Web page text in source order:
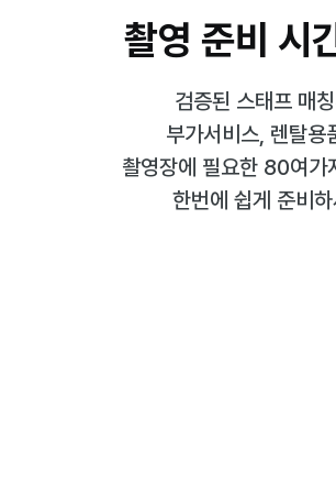
촬영 준비 시
검증된 스태프 매
부가서비스, 렌탈용
촬영장에 필요한 80여가
한번에 쉽게 준비